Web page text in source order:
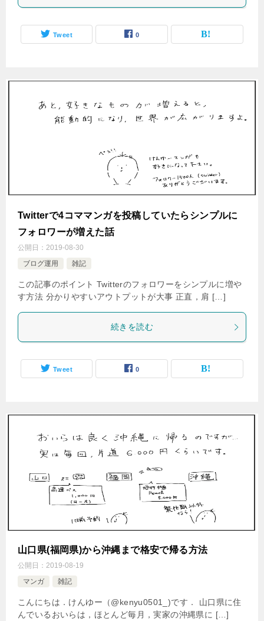
Tweet 0
Twitterで4コママンガを投稿していたらシンプルに
フォロワーが増えた話
公開日： 2019-08-30
ブログ運用
雑記
この記事のポイント Twitterのフォロワーをシンプルに増や
す方法 分かりやすいアウトプットが大事 正直，肩 […]
続きを読む
Tweet 0
山口県(福岡県)から沖縄まで格安で帰る方法
公開日： 2019-08-19
マンガ
雑記
こんにちは．けんゆー（@kenyu0501_)です． 山口県に住
んでいるおいらは，ほとんど毎月，実家の沖縄県に […]